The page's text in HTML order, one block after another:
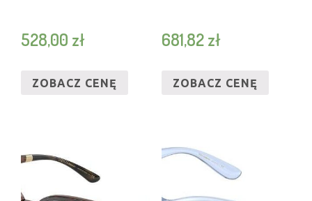
528,00 zł
ZOBACZ CENĘ
681,82zł
ZOBACZ CENĘ